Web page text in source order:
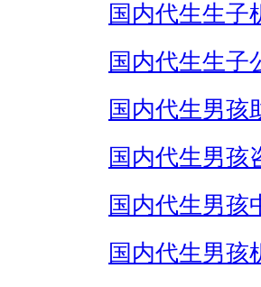
国内代生生子
国内代生生子
国内代生男孩
国内代生男孩
国内代生男孩
国内代生男孩